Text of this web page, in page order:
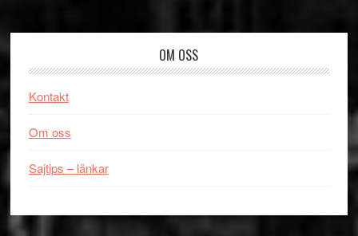
OM OSS
Kontakt
Om oss
Sajtips – länkar